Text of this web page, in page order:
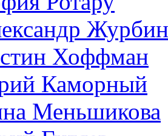
Журбин
Хоффман
Каморный
Меньшикова